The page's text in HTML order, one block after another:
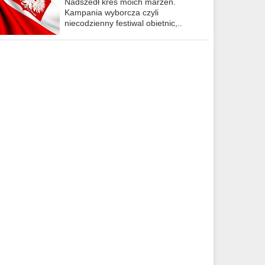
Kampania wyborcza czyli
niecodzienny festiwal obietnic,..